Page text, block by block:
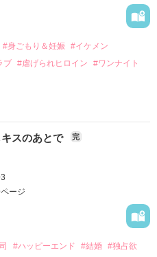
いと思っていた哲平に
った。
哲平は
っ直ぐに告げてきた。
う気持ちを隠すことなく
ーカー被害に
案してきて――。
#身ごもり＆妊娠 #イケメン
ブ #虐げられヒロイン
#ワンナイト
うまくいかなかった梅田美
ところ、日本人美青年と出会
係となる。
ンナイトした美青年と再会。
曹司にも関わらず、一族を離
社内でも冷徹だと評判な社長
――！
を命じられた美桜は、猫の世
スのあとで 完
ージ
#ハッピーエンド #結婚 #独占欲